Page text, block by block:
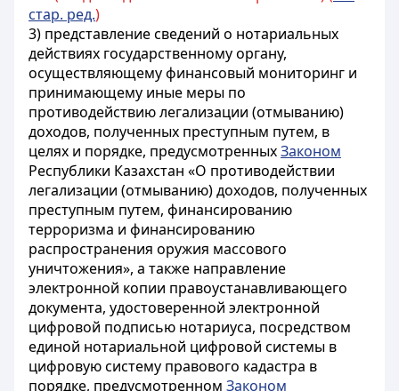
стар. ред.)
3) представление сведений о нотариальных
действиях государственному органу,
осуществляющему финансовый мониторинг и
принимающему иные меры по
противодействию легализации (отмыванию)
доходов, полученных преступным путем, в
целях и порядке, предусмотренныхЗаконом
Республики Казахстан «О противодействии
легализации (отмыванию) доходов, полученных
преступным путем, финансированию
терроризма и финансированию
распространения оружия массового
уничтожения», а также направление
электронной копии правоустанавливающего
документа, удостоверенной электронной
цифровой подписью нотариуса, посредством
единой нотариальной цифровой системы в
цифровую систему правового кадастра в
порядке, предусмотренном Законом